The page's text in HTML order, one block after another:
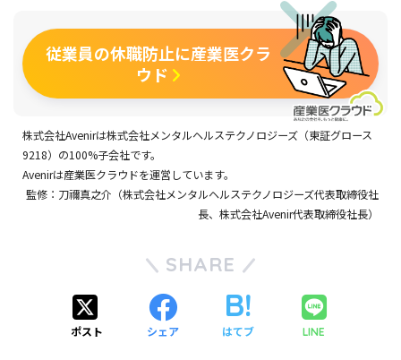
従業員の休職防止に産業医クラ
ウド
株式会社Avenirは株式会社メンタルヘルステクノロジーズ （東証グロース
9218）の100%子会社です。
Avenirは産業医クラウドを運営しています。
監修：刀禰真之介（株式会社メンタルヘルステクノロジーズ代表取締役社
長、 株式会社Avenir代表取締役社長）
SHARE
ポスト シェア はてブ LINE